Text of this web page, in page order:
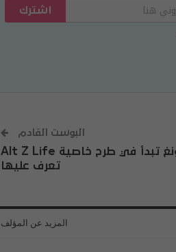
اشترك
البوست القادم
سامسونغ تبدأ في طرح خاصية Alt Z Life
تعرف عليها
المزيد عن المؤلف